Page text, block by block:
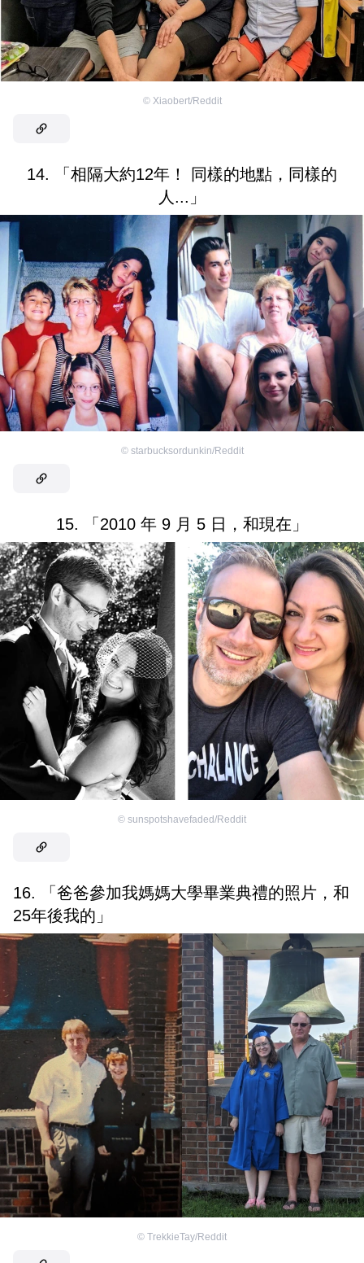
© Xiaobert/Reddit
14. 「相隔大約12年！ 同樣的地點，同樣的
人...」
© starbucksordunkin/Reddit
15. 「2010 年 9 月 5 日，和現在」
© sunspotshavefaded/Reddit
16. 「爸爸參加我媽媽大學畢業典禮的照片，和
25年後我的」
© TrekkieTay/Reddit